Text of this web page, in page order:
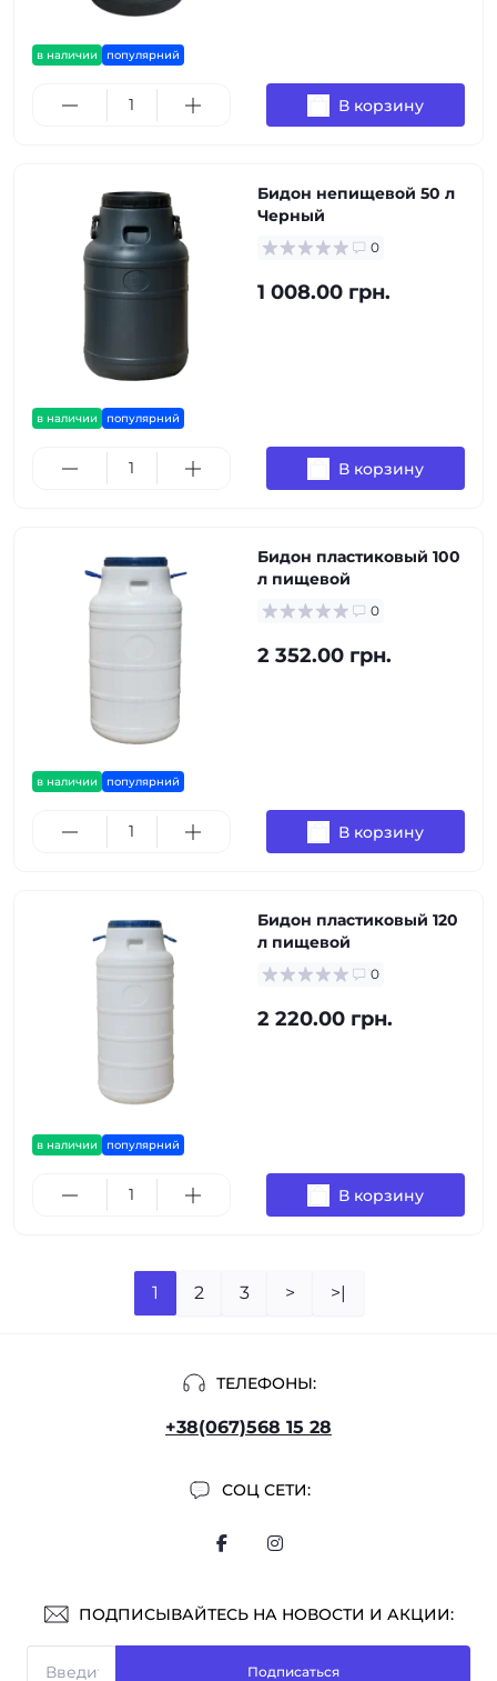
в наличии популярний
В корзину
в наличии популярний
Бидон непищевой 50 л
Черный
0
1 008.00 грн.
В корзину
в наличии популярний
Бидон пластиковый 100
л пищевой
0
2 352.00 грн.
В корзину
в наличии популярний
Бидон пластиковый 120
л пищевой
0
2 220.00 грн.
В корзину
1 2 3 > >|
ТЕЛЕФОНЫ:
+38(067)568 15 28
СОЦ СЕТИ:
ПОДПИСЫВАЙТЕСЬ НА НОВОСТИ И АКЦИИ:
Подписаться